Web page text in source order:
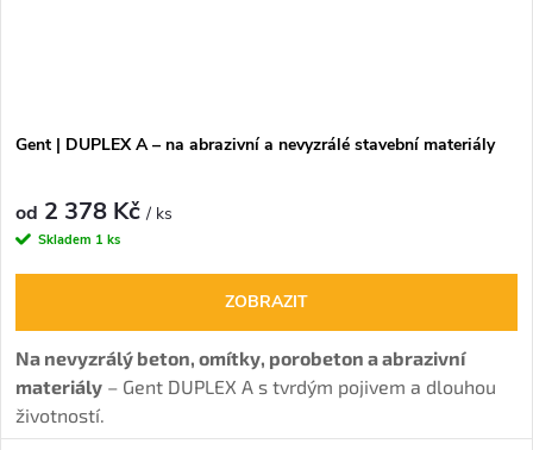
Gent | DUPLEX A – na abrazivní a nevyzrálé stavební materiály
od 2 378 Kč/ ks
Skladem 1 ks
ZOBRAZIT
Na nevyzrálý beton, omítky, porobeton a abrazivní
materiály – Gent DUPLEX A s tvrdým pojivem a dlouhou
životností.